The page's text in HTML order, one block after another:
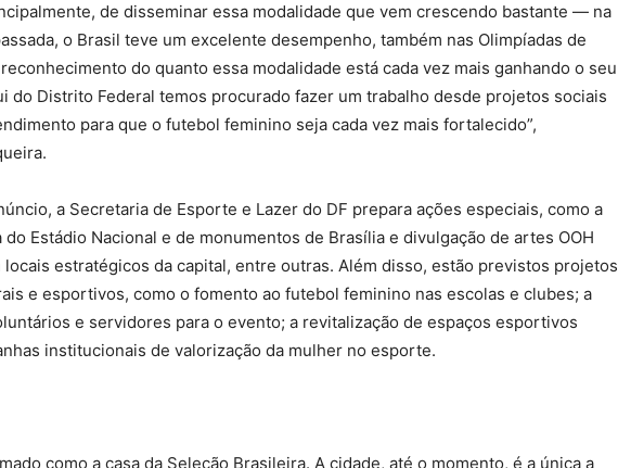
de disseminar essa modalidade que vem crescendo bastante — na
o Brasil teve um excelente desempenho, também nas Olimpíadas de
do quanto essa modalidade está cada vez mais ganhando o seu
do Distrito Federal temos procurado fazer um trabalho desde projetos sociais
para que o futebol feminino seja cada vez mais fortalecido”,
a Secretaria de Esporte e Lazer do DF prepara ações especiais, como a
do Estádio Nacional e de monumentos de Brasília e divulgação de artes OOH
locais estratégicos da capital, entre outras. Além disso, estão previstos projetos
e esportivos, como o fomento ao futebol feminino nas escolas e clubes; a
e servidores para o evento; a revitalização de espaços esportivos
institucionais de valorização da mulher no esporte.
como a casa da Seleção Brasileira. A cidade, até o momento, é a única a